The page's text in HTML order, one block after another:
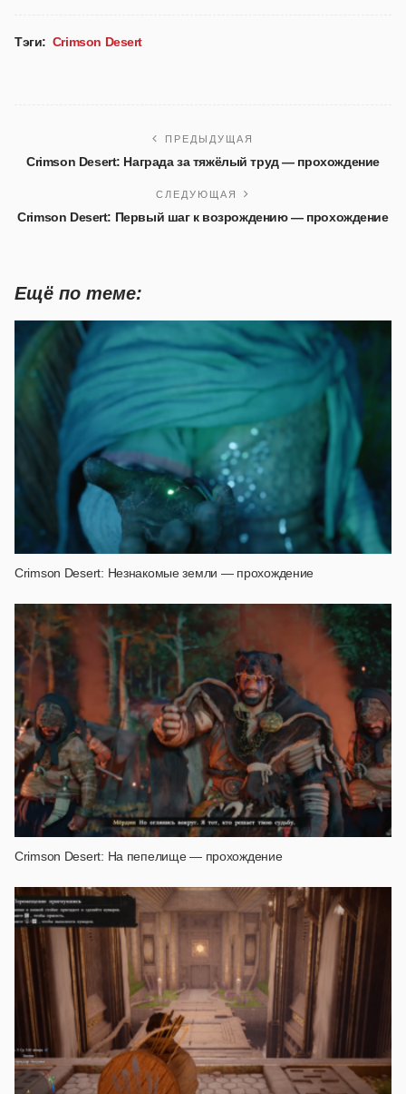
Тэги: Crimson Desert
ПРЕДЫДУЩАЯ
Crimson Desert: Награда за тяжёлый труд — прохождение
СЛЕДУЮЩАЯ
Crimson Desert: Первый шаг к возрождению — прохождение
Ещё по теме:
Crimson Desert: Незнакомые земли — прохождение
Crimson Desert: На пепелище — прохождение